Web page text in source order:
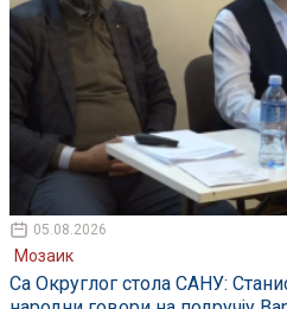
05.08.2026
Мозаик
Са Округлог стола САНУ: